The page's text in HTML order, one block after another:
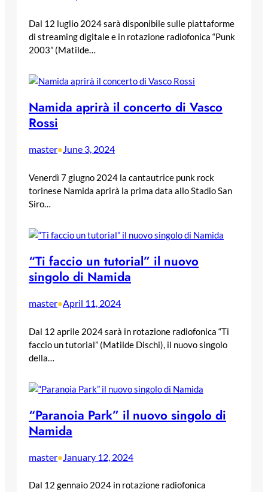
Dal 12 luglio 2024 sarà disponibile sulle piattaforme
di streaming digitale e in rotazione radiofonica “Punk
2003” (Matilde…
Namida aprirà il concerto di Vasco
Rossi
master•June 3, 2024
Venerdì 7 giugno 2024 la cantautrice punk rock
torinese Namida aprirà la prima data allo Stadio San
Siro…
“Ti faccio un tutorial” il nuovo
singolo di Namida
master•April 11, 2024
Dal 12 aprile 2024 sarà in rotazione radiofonica “Ti
faccio un tutorial” (Matilde Dischi), il nuovo singolo
della…
“Paranoia Park” il nuovo singolo di
Namida
master• January 12, 2024
Dal 12 gennaio 2024 in rotazione radiofonica